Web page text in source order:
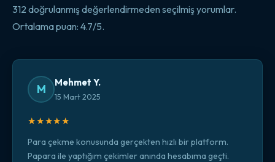
312 doğrulanmış değerlendirmeden seçilmiş yorumlar.
Ortalama puan: 4.7/5.
M Mehmet Y.
15 Mart 2025
★★★★★
Para çekme konusunda gerçekten hızlı bir platform.
Papara ile yaptığım çekimler anında hesabıma geçti.